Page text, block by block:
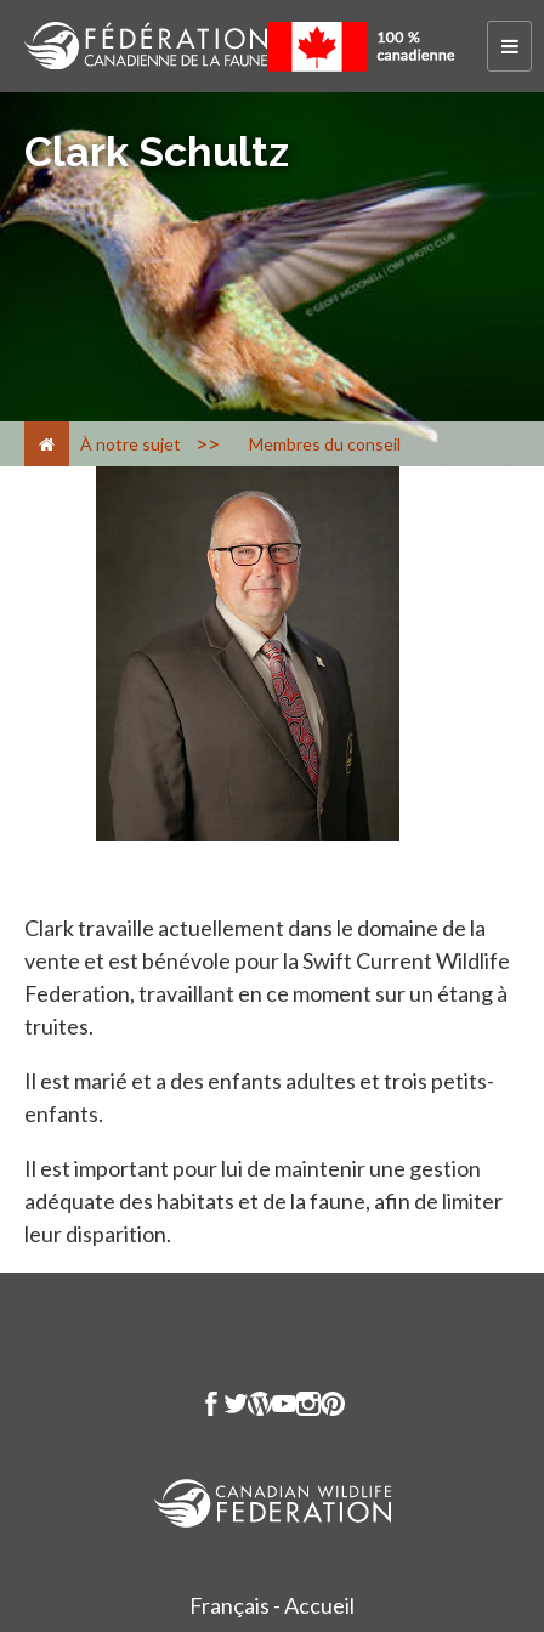
Clark Schultz
À notre sujet > Membres du conseil
Clark travaille actuellement dans le domaine de la
vente et est bénévole pour la Swift Current Wildlife
Federation, travaillant en ce moment sur un étang à
truites.
Il est marié et a des enfants adultes et trois petits-
enfants.
Il est important pour lui de maintenir une gestion
adéquate des habitats et de la faune, afin de limiter
leur disparition.
Français - Accueil